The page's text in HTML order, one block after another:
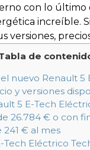
con lo último
increíble.
versiones,
de
nuevo Renault 5
y versiones
5 E-Tech
26.784 € o con
241 € al mes
Tech Eléctrico